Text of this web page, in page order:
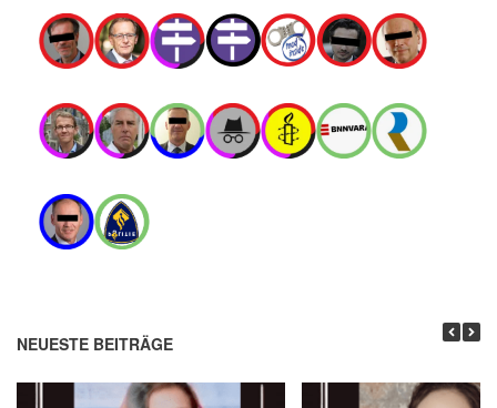
NEUESTE BEITRÄGE